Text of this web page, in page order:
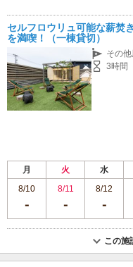
セルフロウリュ可能な薪焚
を満喫！（一棟貸切）
その
3時間
月 火 水
8/10
8/11 8/12
この施